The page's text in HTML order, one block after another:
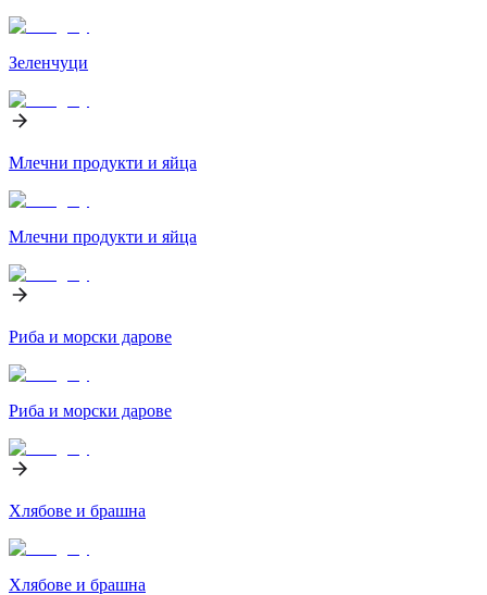
Зеленчуци
Млечни продукти и яйца
Млечни продукти и яйца
Риба и морски дарове
Риба и морски дарове
Хлябове и брашна
Хлябове и брашна